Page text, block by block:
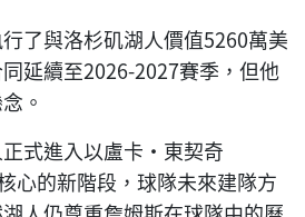
了與洛杉矶湖人價值5260萬美
延續至2026-2027賽季，但他
。
式進入以盧卡·東契奇
心的新階段，球隊未來建隊方